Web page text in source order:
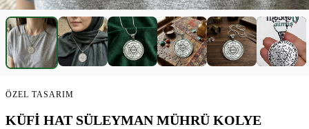
ÖZEL TASARIM
KÜFİ HAT SÜLEYMAN MÜHRÜ KOLYE